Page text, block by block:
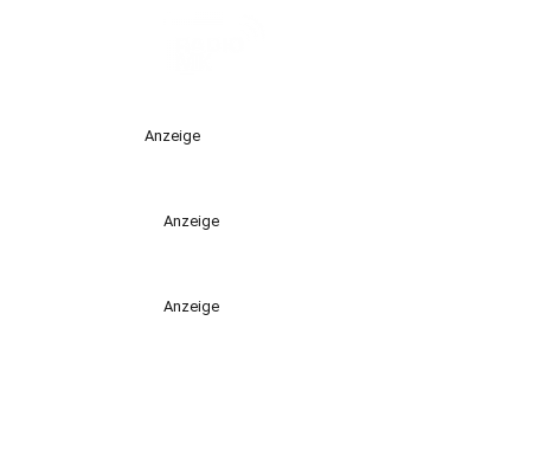
Anzeige
Anzeige
Anzeige